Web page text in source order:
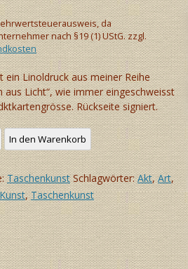
da
nach §19 (1) UStG.zzgl.
ein Linoldruck aus meiner Reihe
aus Licht“, wie immer eingeschweisst
Rückseite signiert.
In den Warenkorb
Taschenkunst Schlagwörter:Akt,Art,
Kunst,Taschenkunst